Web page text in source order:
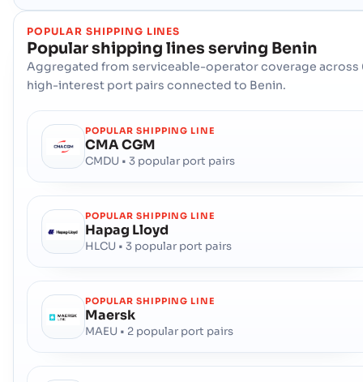
POPULAR SHIPPING LINES
Popular shipping lines serving Benin
Aggregated from serviceable-operator coverage across
high-interest port pairs connected to Benin.
POPULAR SHIPPING LINE
CMA CGM
CMDU • 3 popular port pairs
POPULAR SHIPPING LINE
Hapag Lloyd
HLCU • 3 popular port pairs
POPULAR SHIPPING LINE
Maersk
MAEU • 2 popular port pairs